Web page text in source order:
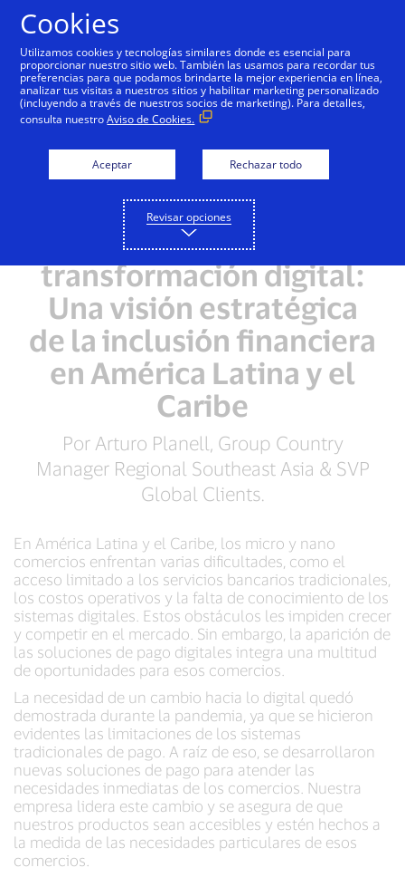
Adoptar la
transformación digital:
Una visión estratégica
de la inclusión financiera
en América Latina y el
Caribe
Por Arturo Planell, Group Country
Manager Regional Southeast Asia & SVP
Global Clients.
En América Latina y el Caribe, los micro y nano
comercios enfrentan varias dificultades, como el
acceso limitado a los servicios bancarios tradicionales,
los costos operativos y la falta de conocimiento de los
sistemas digitales. Estos obstáculos les impiden crecer
y competir en el mercado. Sin embargo, la aparición de
las soluciones de pago digitales integra una multitud
de oportunidades para esos comercios.
La necesidad de un cambio hacia lo digital quedó
demostrada durante la pandemia, ya que se hicieron
evidentes las limitaciones de los sistemas
tradicionales de pago. A raíz de eso, se desarrollaron
nuevas soluciones de pago para atender las
necesidades inmediatas de los comercios. Nuestra
empresa lidera este cambio y se asegura de que
nuestros productos sean accesibles y estén hechos a
la medida de las necesidades particulares de esos
comercios.
Cookies
Utilizamos cookies y tecnologías similares donde es esencial para
proporcionar nuestro sitio web. También las usamos para recordar tus
preferencias para que podamos brindarte la mejor experiencia en línea,
analizar tus visitas a nuestros sitios y habilitar marketing personalizado
(incluyendo a través de nuestros socios de marketing). Para detalles,
consulta nuestroAviso de Cookies.
Aceptar Rechazar todo
Revisar opciones